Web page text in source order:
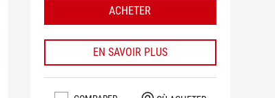
ACHETER
EN SAVOIR PLUS